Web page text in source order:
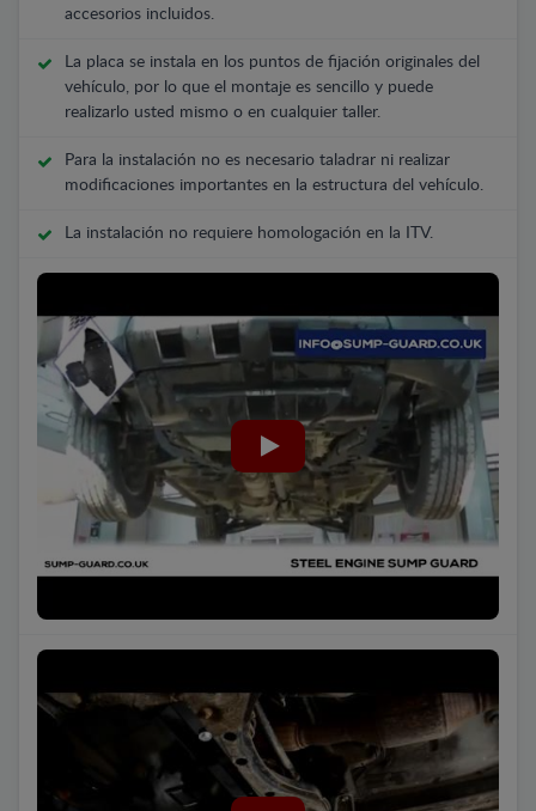
accesorios incluidos.
La placa se instala en los puntos de fijación originales del
vehículo, por lo que el montaje es sencillo y puede
realizarlo usted mismo o en cualquier taller.
Para la instalación no es necesario taladrar ni realizar
modificaciones importantes en la estructura del vehículo.
La instalación no requiere homologación en la ITV.